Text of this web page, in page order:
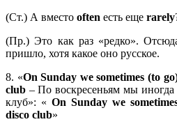
(Ст.) А вместо often есть еще rarely
(Пр.) Это как раз «редко».
пришло, хотя какое оно русское.
8. «On Sunday we sometimes (to
club – По воскресеньям мы
клуб»: «On Sunday we
disco club»